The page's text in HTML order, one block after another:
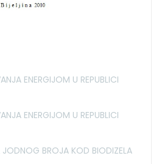
ENERGIJOM U REPUBLICI
ENERGIJOM U REPUBLICI
BROJA KOD BIODIZELA